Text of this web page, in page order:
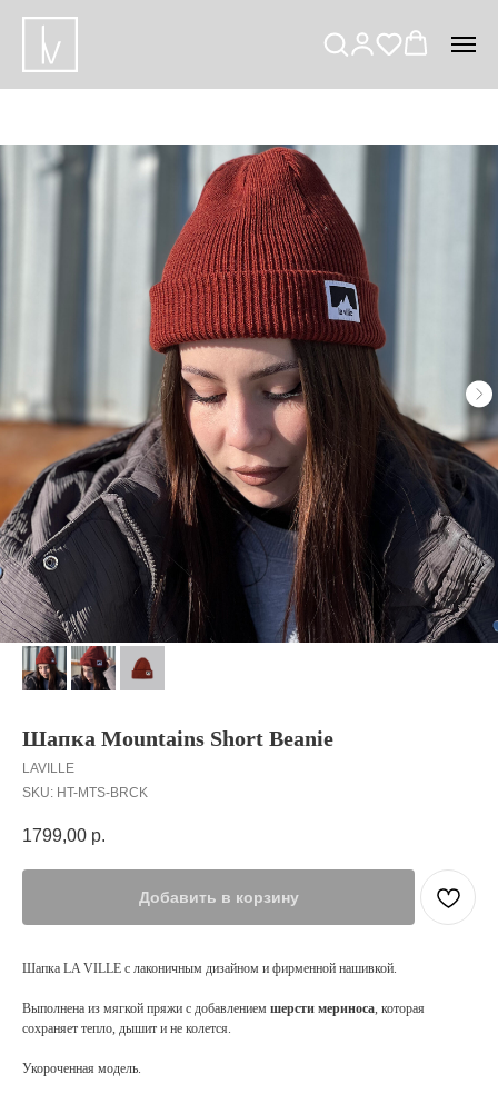
Шапка Mountains Short Beanie
LAVILLE
SKU: HT-MTS-BRCK
1799,00 р.
Добавить в корзину
Шапка LA VILLE с лаконичным дизайном и фирменной нашивкой.
Выполнена из мягкой пряжи с добавлением шерсти мериноса, которая
сохраняет тепло, дышит и не колется.
Укороченная модель.